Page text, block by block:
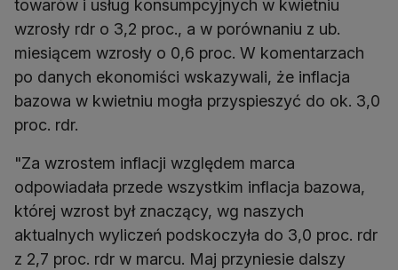
towarów i usług konsumpcyjnych w kwietniu
wzrosły rdr o 3,2 proc., a w porównaniu z ub.
miesiącem wzrosły o 0,6 proc. W komentarzach
po danych ekonomiści wskazywali, że inflacja
bazowa w kwietniu mogła przyspieszyć do ok. 3,0
proc. rdr.
"Za wzrostem inflacji względem marca
odpowiadała przede wszystkim inflacja bazowa,
której wzrost był znaczący, wg naszych
aktualnych wyliczeń podskoczyła do 3,0 proc. rdr
z 2,7 proc. rdr w marcu. Maj przyniesie dalszy